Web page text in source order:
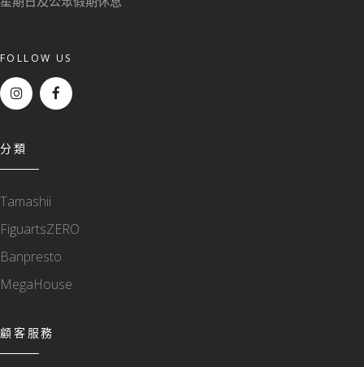
FOLLOW US
分類
Tamashii
FiguartsZERO
Banpresto
MegaHouse
顧客服務